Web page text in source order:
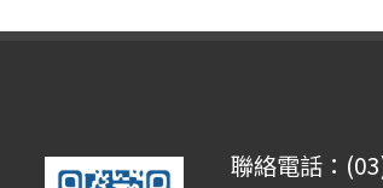
聯絡電話：